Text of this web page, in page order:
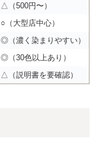
△（500円〜）
○（大型店中心）
◎（濃く染まりやすい）
◎（30色以上あり）
△（説明書を要確認）